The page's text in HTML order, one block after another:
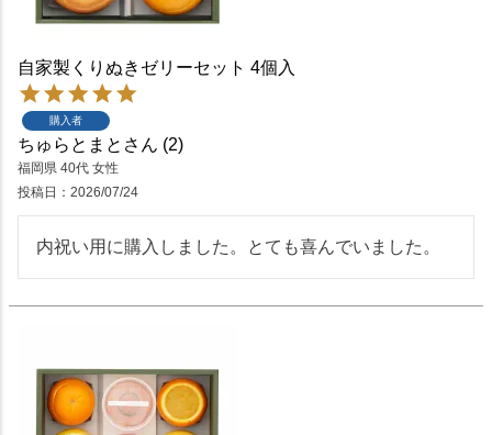
自家製くりぬきゼリーセット 4個入
購入者
ちゅらとまと 2
福岡県 40代 女性
投稿日
2026/07/24
内祝い用に購入しました。とても喜んでいました。